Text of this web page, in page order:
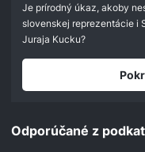
seconds
Je prírodný úkaz, akoby
slovenskej reprezentácie i
Juraja Kucku?
Odporúčané z